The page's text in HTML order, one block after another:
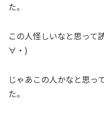
た。
この人怪しいなと思って
∀・)
じゃあこの人かなと思っ
た。